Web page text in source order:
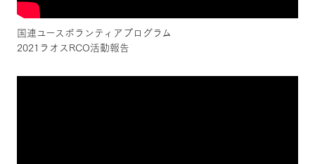
国連ユースボランティアプログラム
2021ラオスRCO活動報告